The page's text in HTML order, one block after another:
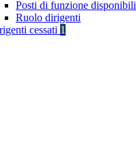
Posti di funzione disponibili
Ruolo dirigenti
cessati 1